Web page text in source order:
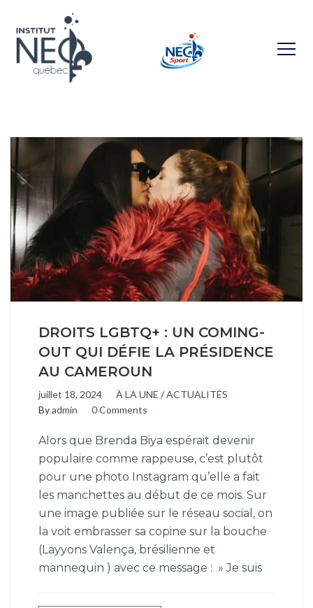
DROITS LGBTQ+ : UN COMING-
OUT QUI DÉFIE LA PRÉSIDENCE
AU CAMEROUN
juillet 18, 2024 À LA UNE /ACTUALITÉS
Byadmin 0 Comments
Alors que Brenda Biya espérait devenir
populaire comme rappeuse, c’est plutôt
pour une photo Instagram qu’elle a fait
les manchettes au début de ce mois. Sur
une image publiée sur le réseau social, on
la voit embrasser sa copine sur la bouche
(Layyons Valença, brésilienne et
mannequin ) avec ce message : » Je suis